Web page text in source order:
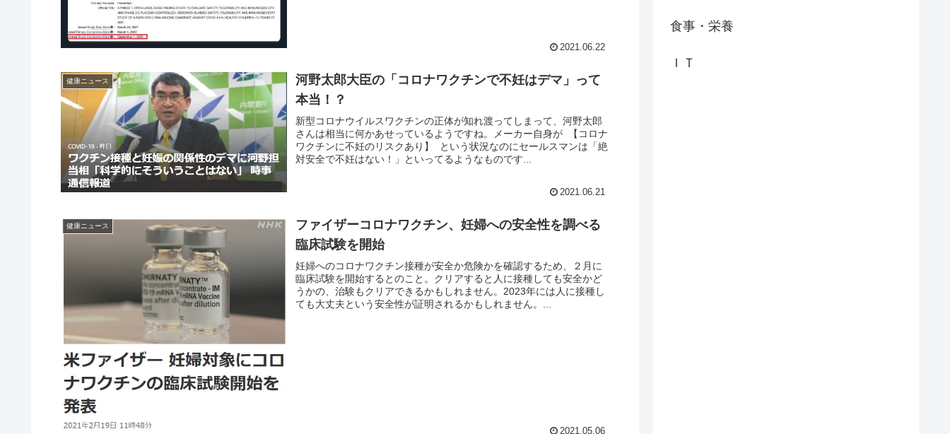
2021.06.22
健康ニュース
河野太郎大臣の「コロナワクチンで不妊はデマ」って
本当！？
新型コロナウイルスワクチンの正体が知れ渡ってしまって、河野太郎
さんは相当に何かあせっているようですね。メーカー自身が 【コロナ
ワクチンに不妊のリスクあり】 という状況なのにセールスマンは「絶
対安全で不妊はない！」といってるようなものです...
2021.06.21
健康ニュース
ファイザーコロナワクチン、妊婦への安全性を調べる
臨床試験を開始
妊婦へのコロナワクチン接種が安全か危険かを確認するため、２月に
臨床試験を開始するとのこと。クリアすると人に接種しても安全かど
うかの、治験もクリアできるかもしれません。2023年には人に接種し
ても大丈夫という安全性が証明されるかもしれません。...
2021.05.06
食事・栄養
ＩＴ